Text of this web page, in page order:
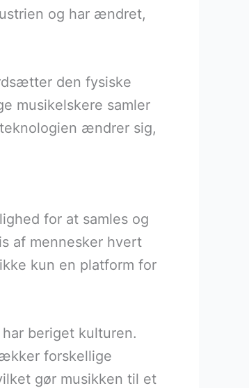
og har ændret,
den fysiske
musikelskere samler
ændrer sig,
for at samles og
af mennesker hvert
kun en platform for
beriget kulturen.
forskellige
gør musikken til et